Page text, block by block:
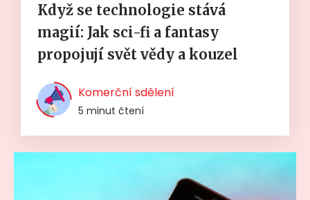
Když se technologie stává
magií: Jak sci-fi a fantasy
propojují svět vědy a kouzel
Komerční sdělení
5 minut čtení